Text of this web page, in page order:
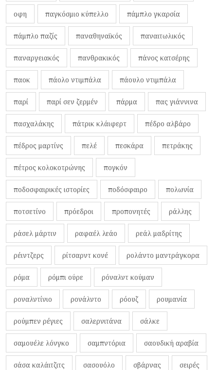
οφη παγκόσμιο κύπελλο πάμπλο γκαρσία
πάμπλο παζίς παναθηναϊκός παναιτωλικός
παναργειακός πανθρακικός πάνος κατσέρης
παοκ πάολο ντιμπάλα πάουλο ντιμπάλα
παρί παρί σεν ζερμέν πάρμα πας γιάννινα
πασχαλάκης πάτρικ κλάιφερτ πέδρο αλβάρο
πέδρος μαρτίνς πελέ πεσκάρα πετράκης
πέτρος κολοκοτρώνης πογκόν
ποδοσφαιρικές ιστορίες ποδόσφαιρο πολωνία
ποτσετίνο πρόεδροι προπονητές ράλλης
ράσελ μάρτιν ραφαέλ λεάο ρεάλ μαδρίτης
ρέιντζερς ρίτσαρντ κονέ ρολάντο μαντράγκορα
ρόμα ρόμπι ούρε ρόναλντ κούμαν
ροναλντίνιο ρονάλντο ρόουζ ρουμανία
ρούμπεν ρέγιες σαλερνιτάνα σάλκε
σαμουέλε λόνγκο σαμπντόρια σαουδική αραβία
σάσα καλάιτζιτς σασουόλο σβάρνας σειρές